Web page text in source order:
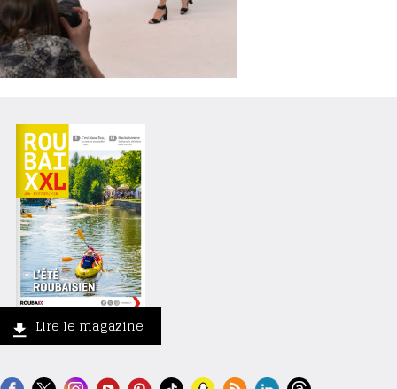
Lire le magazine